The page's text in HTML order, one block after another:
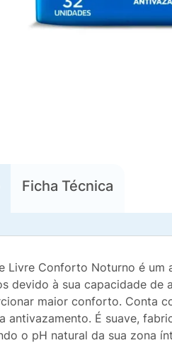
Ficha Técnica
Livre Conforto Noturno é um
devido à sua capacidade de
maior conforto. Conta
antivazamento. É suave,
o pH natural da sua zona